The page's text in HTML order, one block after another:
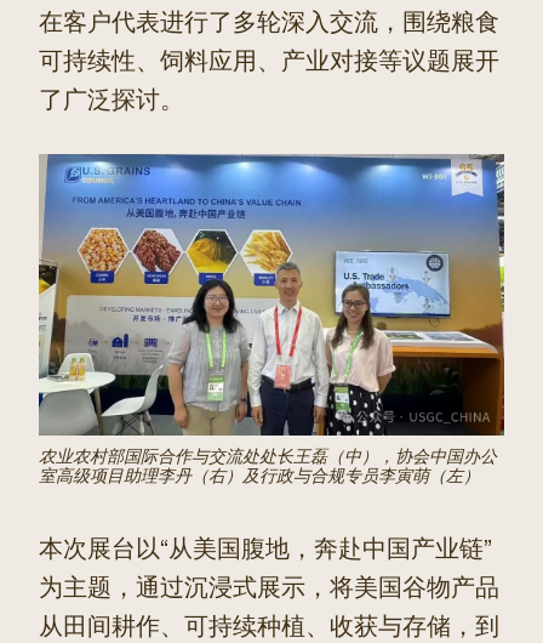
在客户代表进行了多轮深入交流，围绕粮食
可持续性、饲料应用、产业对接等议题展开
了广泛探讨。
农业农村部国际合作与交流处处长王磊（中），协会中国办公
室高级项目助理李丹（右）及行政与合规专员李寅萌（左）
本次展台以“从美国腹地，奔赴中国产业链”
为主题，通过沉浸式展示，将美国谷物产品
从田间耕作、可持续种植、收获与存储，到